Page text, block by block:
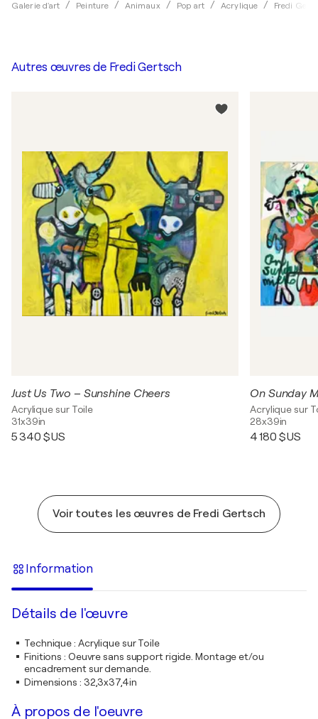
Galerie d'art Peinture Animaux Pop art Acrylique Fredi
Autres œuvres de Fredi Gertsch
Just Us Two – Sunshine Cheers
Acrylique sur Toile
31x39in
5 340 $US
On Sunday
Acrylique sur
28x39in
4 180 $US
Voir toutes les œuvres de Fredi Gertsch
Information
Détails de l'œuvre
Technique: Acrylique sur Toile
Finitions : Oeuvre sans support rigide. Montage et/ou
encadrement sur demande.
Dimensions : 32,3x37,4in
À propos de l'oeuvre